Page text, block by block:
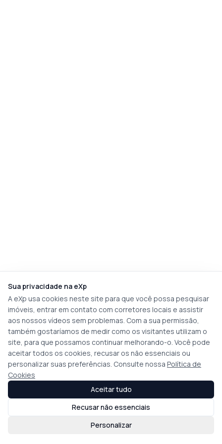
Sua privacidade na eXp
A eXp usa cookies neste site para que você possa pesquisar
imóveis, entrar em contato com corretores locais e assistir
aos nossos vídeos sem problemas. Com a sua permissão,
também gostaríamos de medir como os visitantes utilizam o
site, para que possamos continuar melhorando-o. Você pode
aceitar todos os cookies, recusar os não essenciais ou
personalizar suas preferências. Consulte nossa Política de
Cookies
Personalizar
Recusar não essenciais
Aceitar tudo